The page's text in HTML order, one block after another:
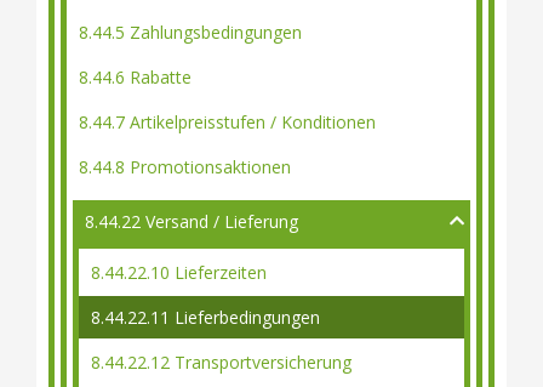
8.44.5 Zahlungsbedingungen
8.44.6 Rabatte
8.44.7 Artikelpreisstufen / Konditionen
8.44.8 Promotionsaktionen
8.44.22 Versand / Lieferung
8.44.22.10 Lieferzeiten
8.44.22.11 Lieferbedingungen
8.44.22.12 Transportversicherung